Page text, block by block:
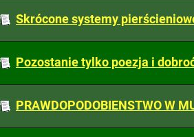
Skrócone systemy
Pozostanie tylko poezja i
PRAWDOPODOBIENSTWO W